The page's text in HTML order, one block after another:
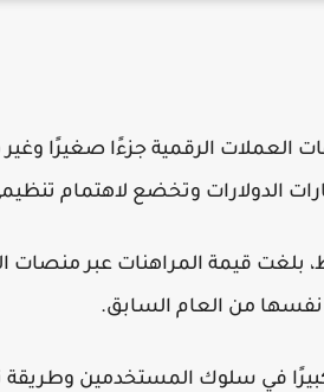
العملات الرقمية جزءًا صغيرًا وغير
الدولارات وتخضع لاهتمام
من العام السابق.
في سلوك المستخدمين وطريقة